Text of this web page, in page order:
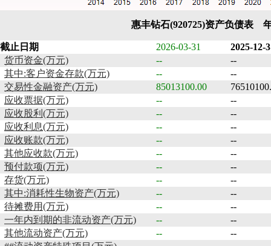
惠丰钻石(920725)资产负债表
截止日期 2026-03-31
2025-12-
货币资金(万元)
--
--
其中:客户资金存款(万元)
--
--
交易性金融资产(万元)
85013100.00
应收票据(万元)
--
--
应收股利(万元)
--
--
应收利息(万元)
--
--
应收账款(万元)
--
--
其他应收款(万元)
--
--
预付款项(万元)
--
--
存货(万元)
--
--
其中:消耗性生物资产(万元)
--
--
待摊费用(万元)
--
--
一年内到期的非流动资产(万元)
--
--
其他流动资产(万元)
--
--